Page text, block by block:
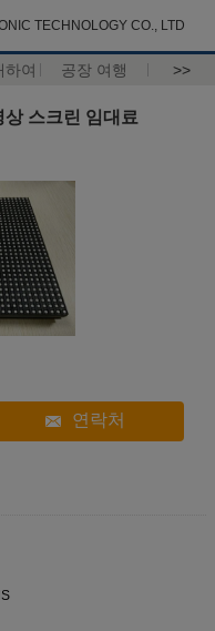
TECHNOLOGY CO., LTD
하여 공장 여행 >>
스크린 임대료
연락처